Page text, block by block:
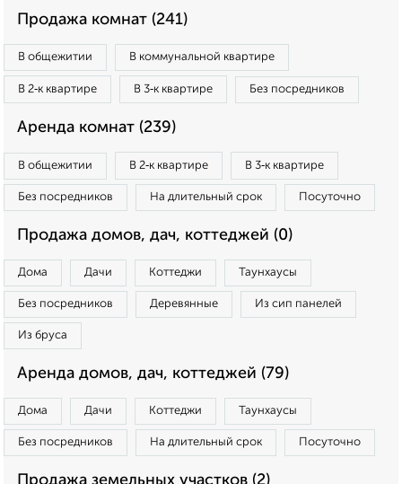
Продажа комнат (241)
В общежитии В коммунальной квартире
В 2‑к квартире В 3‑к квартире Без посредников
Аренда комнат (239)
В общежитии В 2‑к квартире В 3‑к квартире
Без посредников На длительный срок Посуточно
Продажа домов, дач, коттеджей (0)
Дома Дачи Коттеджи Таунхаусы
Без посредников Деревянные Из сип панелей
Из бруса
Аренда домов, дач, коттеджей (79)
Дома Дачи Коттеджи Таунхаусы
Без посредников На длительный срок Посуточно
Продажа земельных участков (2)